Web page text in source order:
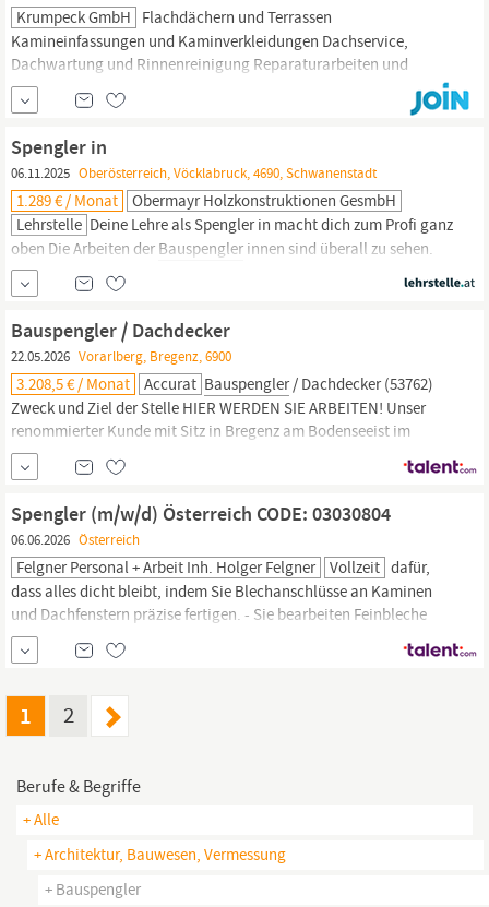
Krumpeck GmbH Flachdächern und Terrassen
Kamineinfassungen und Kaminverkleidungen Dachservice,
Dachwartung und Rinnenreinigung Reparaturarbeiten und
Behebung von Sturmschäden Anleitung und Ausbildung von
Lehrlingen Direkter Kundenkontakt vor Ort Qualifikation
Mehrjährige Berufserfahrung –
Spengler in
06.11.2025 Oberösterreich, Vöcklabruck, 4690, Schwanenstadt
1.289 € / Monat
Obermayr Holzkonstruktionen GesmbH
Lehrstelle Deine Lehre als Spengler in macht dich zum Profi ganz
oben Die Arbeiten der Bauspengler innen sind überall zu sehen.
Sie stellen Metalldächer, Dachrinnen und Ablaufrohre her und
montieren sie in luftiger Höhe am Bau. Kein Gebäude kommt
ohne die schützenden Fassaden- und Wandverkleidungen aus,
welcheBauspenglerInnenin der Werkstatt...
Bauspengler / Dachdecker
22.05.2026 Vorarlberg, Bregenz, 6900
3.208,5 € / Monat Accurat Bauspengler/ Dachdecker (53762)
Zweck und Ziel der Stelle HIER WERDEN SIE ARBEITEN! Unser
renommierter Kunde mit Sitz in Bregenz am Bodenseeist im
Bereich Dachdeckerei & Spenglereitätig. Neben dem guten
Arbeitsklima werden Ihnen zahlreiche Mitarbeitervorteile sowie
interessante Aufgaben geboten. Zur Unterstützung suchen wir Sie
einen Erfahrenen...
Spengler (m/w/d) Österreich CODE: 03030804
06.06.2026 Österreich
Felgner Personal + Arbeit Inh. Holger Felgner Vollzeit dafür,
dass alles dicht bleibt, indem Sie Blechanschlüsse an Kaminen
und Dachfenstern präzise fertigen. - Sie bearbeiten Feinbleche
durch Schneiden, Biegen und Falzen direkt in der Werkstatt oder
vor Ort. Profil Bauspengler
(m/w/d) Österreich CODE 03030804
z.B.
1 2
Berufe & Begriffe
+ Alle
+ Architektur, Bauwesen, Vermessung
+ Bauspengler